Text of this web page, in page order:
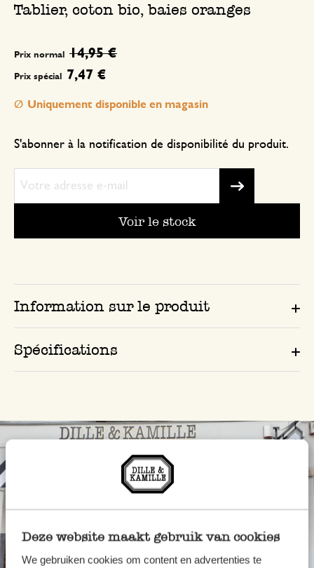
Deze website maakt gebruik van cookies
We gebruiken cookies om content en advertenties te
Tablier, coton bio, baies oranges
Prix spécial 7,47 €
Prix normal 14,95 €
S'abonner à la notification de disponibilité du produit.
Voir le stock
Uniquement disponible en magasin
Information sur le produit
Spécifications